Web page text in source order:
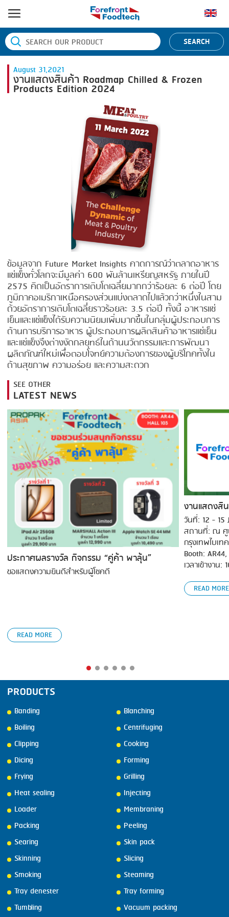
หน้าแรก
ประเภทสินค้า
BANDING
BLANCHING
GRILLING
HEAT SEALING
INJECTING
LOADER
MEMBRANING
PACKING
PEELING
SEARING
SKIN PACK
SKINNING
SLICING
SMOKING
STEAMING
TRAY DENESTER
TRAY FORMING
TUMBLING
VACUUM PACKING
ยี่ห้อสินค้า
BANDALL
G.MONDINI
KRONEN
NOCK
ORVED
ข่าว
SEARCH
August 31,2021
งานแสดงสินค้า Roadmap Chilled & Frozen
Products Edition 2024
ข้อมูลจาก Future Market Insights คาดการณ์ว่าตลาดอาหาร
แช่แข็งทั่วโลกจะมีมูลค่า 600 พันล้านเหรียญสหรัฐ ภายในปี
2575 คิดเป็นอัตราการเติบโตเฉลี่ยมากกว่าร้อยละ 6 ต่อปี โดย
ภูมิภาคอเมริกาเหนือครองส่วนแบ่งตลาดไปแล้วกว่าหนึ่งในสาม
ด้วยอัตราการเติบโตเฉลี่ยราวร้อยละ 3.5 ต่อปี ทั้งนี้ อาหารแช่
เย็นและแช่แข็งได้รับความนิยมเพิ่มมากขึ้นในกลุ่มผู้ประกอบการ
ด้านการบริการอาหาร ผู้ประกอบการผลิตสินค้าอาหารแช่เย็น
และแช่แข็งจึงต่างงัดกลยุทธ์ในด้านนวัตกรรมและการพัฒนา
ผลิตภัณฑ์ใหม่เพื่อตอบโจทย์ความต้องการของผู้บริโภคทั้งใน
ด้านสุขภาพ ความอร่อย และความสะดวก
SEE OTHER
LATEST NEWS
ประกาศผลรางวัล กิจกรรม “คู่ค้า พาลุ้น”
ขอแสดงความยินดีสำหรับผู้โชคดี
READ MORE
งานแสดงสิ
วันที่: 12 - 15
สถานที่: ณ ศู
กรุงเทพไบเ
Booth:
เวลาเข้างาน:
READ MORE
PRODUCTS
Banding
Blanching
Boiling
Centrifuging
Clipping
Cooking
Dicing
Forming
Frying
Grilling
Heat sealing
Injecting
Loader
Membraning
Packing
Peeling
Searing
Skin pack
Skinning
Slicing
Smoking
Steaming
Tray denester
Tray forming
Tumbling
Vacuum packing